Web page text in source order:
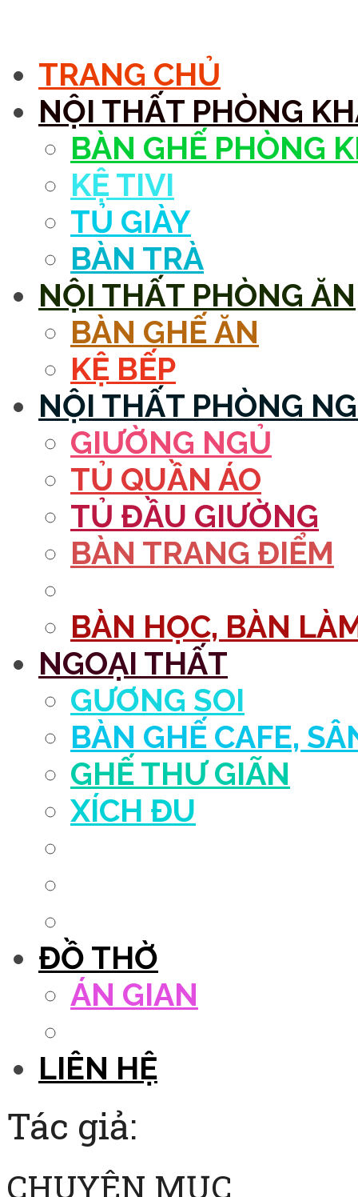
TRANG CHỦ
NỘI THẤT PHÒNG
BÀN GHẾ PHÒNG
KỆ TIVI
TỦ GIÀY
BÀN TRÀ
NỘI THẤT PHÒNG ĂN
BÀN GHẾ ĂN
KỆ BẾP
NỘI THẤT PHÒNG
GIƯỜNG NGỦ
TỦ QUẦN ÁO
TỦ ĐẦU GIƯỜNG
BÀN TRANG ĐIỂM
BÀN HỌC, BÀN
NGOẠI THẤT
GƯƠNG SOI
BÀN GHẾ CAFE,
GHẾ THƯ GIÃN
XÍCH ĐU
ĐỒ THỜ
ÁN GIAN
LIÊN HỆ
Tác giả:
CHUYÊN MỤC